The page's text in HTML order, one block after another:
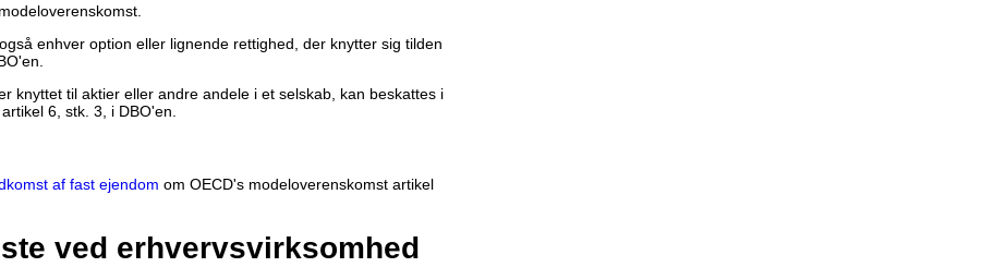
enhver option eller lignende rettighed, der knytter sig tilden
knyttet til aktier eller andre andele i et selskab, kan beskattes i
6, stk. 3, i DBO'en.
af fast ejendom om OECD's modeloverenskomst artikel
ved erhvervsvirksomhed